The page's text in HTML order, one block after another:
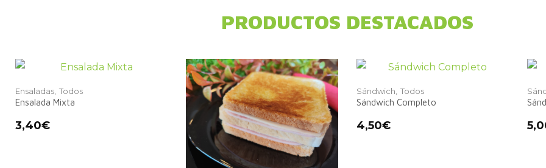
PRODUCTOS DESTACADOS
Ensaladas, Todos
Ensalada Mixta
3,40€
Sándwich, Todos
Sándwich Completo
4,50€